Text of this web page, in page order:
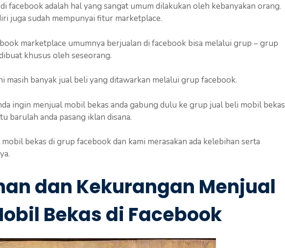
facebook adalah hal yang sangat umum dilakukan oleh kebanyakan orang.
juga sudah mempunyai fitur marketplace.
marketplace umumnya berjualan di facebook bisa melalui grup – grup
khusus oleh seseorang.
masih banyak jual beli yang ditawarkan melalui grup facebook.
ingin menjual mobil bekas anda gabung dulu ke grup jual beli mobil bekas
barulah anda pasang iklan disana.
bekas di grup facebook dan kami merasakan ada kelebihan serta
dan Kekurangan Menjual
Bekas di Facebook